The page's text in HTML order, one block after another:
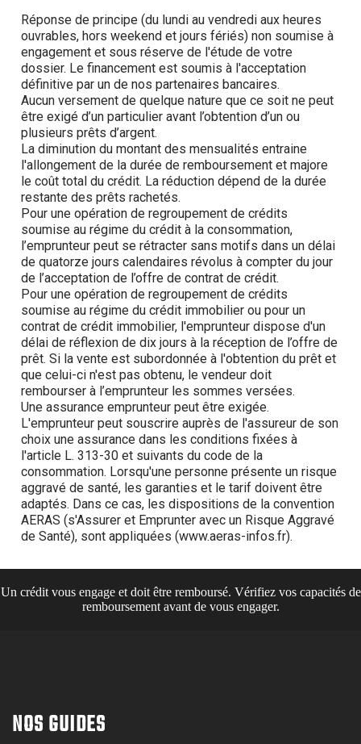
Un crédit vous engage et doit être remboursé. Vérifiez vos capacités de
remboursement avant de vous engager.
NOS GUIDES